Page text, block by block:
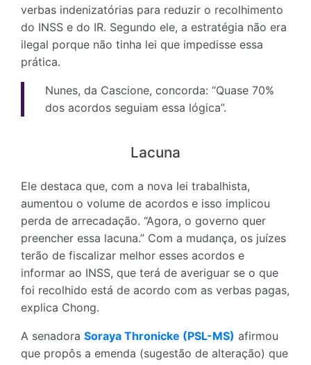
verbas indenizatórias para reduzir o recolhimento
do INSS e do IR. Segundo ele, a estratégia não era
ilegal porque não tinha lei que impedisse essa
prática.
Nunes, da Cascione, concorda: “Quase 70%
dos acordos seguiam essa lógica”.
Lacuna
Ele destaca que, com a nova lei trabalhista,
aumentou o volume de acordos e isso implicou
perda de arrecadação. “Agora, o governo quer
preencher essa lacuna.” Com a mudança, os juízes
terão de fiscalizar melhor esses acordos e
informar ao INSS, que terá de averiguar se o que
foi recolhido está de acordo com as verbas pagas,
explica Chong.
A senadora Soraya Thronicke (PSL-MS) afirmou
que propôs a emenda (sugestão de alteração) que